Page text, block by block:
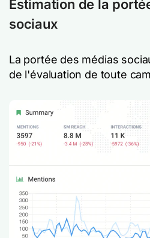
Estimation de la
sociaux
La portée des médias
de l'évaluation de toute